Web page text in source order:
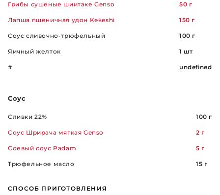
Грибы сушеные шиитаке Genso 50 г
Лапша пшеничная удон Kekeshi 150 г
Соус сливочно-трюфельный 100 г
Яичный желток 1 шт
# undefined
Соус
Сливки 22% 100 г
Соус Шрирача мягкая Genso 2 г
Соевый соус Padam 5 г
Трюфельное масло 15 г
СПОСОБ ПРИГОТОВЛЕНИЯ